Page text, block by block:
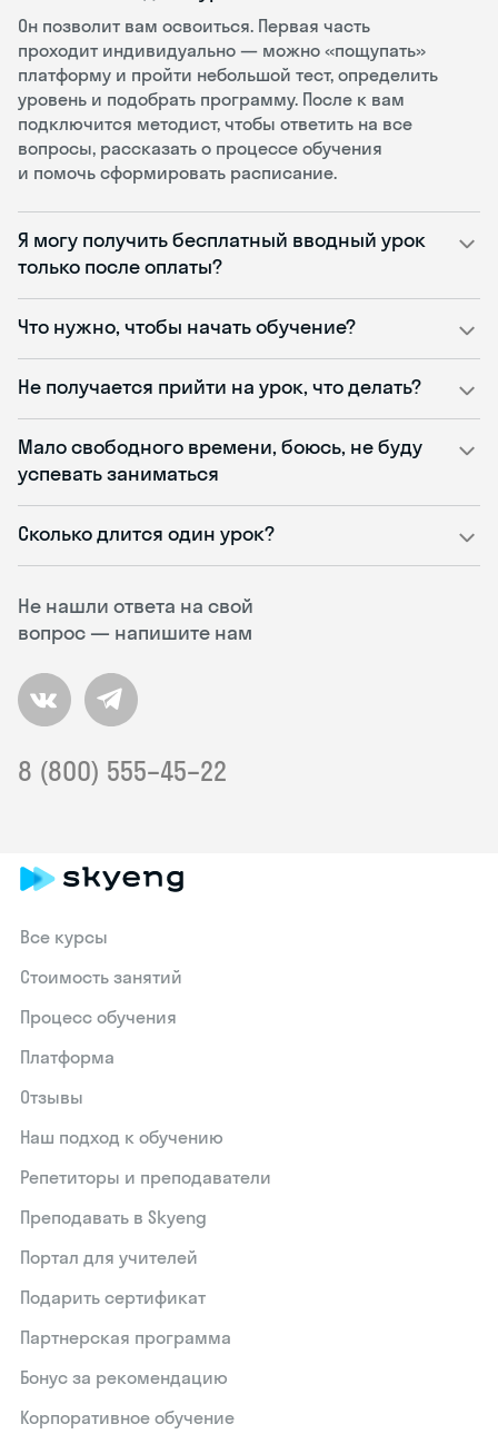
Не нашли ответа на свой
вопрос — напишите нам
8 (800) 555–45–22
Он позволит вам освоиться. Первая часть
проходит индивидуально — можно «пощупать»
платформу и пройти небольшой тест, определить
уровень и подобрать программу. После к вам
подключится методист, чтобы ответить на все
вопросы, рассказать о процессе обучения
и помочь сформировать расписание.
Я могу получить бесплатный вводный урок
только после оплаты?
Что нужно, чтобы начать обучение?
Не получается прийти на урок, что делать?
Мало свободного времени, боюсь, не буду
успевать заниматься
Сколько длится один урок?
Все курсы
Стоимость занятий
Процесс обучения
Платформа
Отзывы
Наш подход к обучению
Репетиторы и преподаватели
Преподавать в Skyeng
Портал для учителей
Подарить сертификат
Партнерская программа
Бонус за рекомендацию
Корпоративное обучение